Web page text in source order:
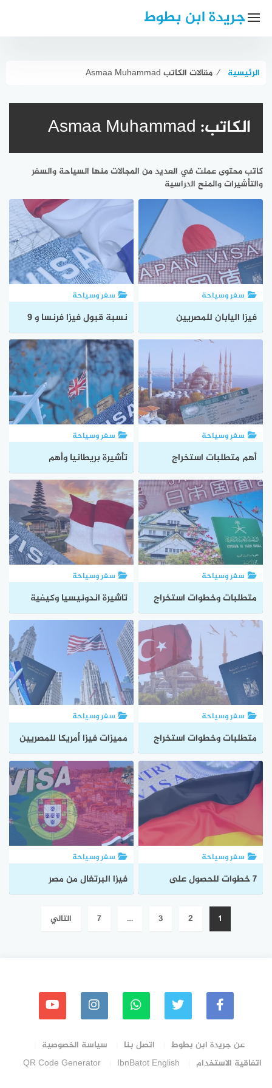
جريدة ابن بطوط
الرئيسية ⁄ مقالات الكاتب Asmaa Muhammad
الكاتب: Asmaa Muhammad
كاتب محتوى عملت في العديد من المجالات منها السياحة والسفر
والتأشيرات والمنح الدراسية
سفر وسياحة
فيزا اليابان للمصريين
وخطوات الحصول عليها
سفر وسياحة
نسبة قبول فيزا فرنسا و 9
طرق لزياتها
سفر وسياحة
أهم متطلبات استخراج
تاشيرة تركيا للمقيمين في
السعودية
سفر وسياحة
تأشيرة بريطانيا وأهم
متطلبات الحصول عليها
سفر وسياحة
متطلبات وخطوات استخراج
تاشيرة اليابان للسعوديين
سفر وسياحة
تاشيرة اندونيسيا وكيفية
الحصول عليها
سفر وسياحة
متطلبات وخطوات استخراج
فيزا تركيا للمصريين
سفر وسياحة
مميزات فيزا أمريكا للمصريين
وما توفره لحاملها من
صلاحيات
سفر وسياحة
7 خطوات للحصول على
سفر وسياحة
فيزا البرتغال من مصر
للحصول عليها
pagination
1
2
3
…
7 التالي
عن جريدة ابن بطوط اتصل بنا
سياسة الخصوصية
اتفاقية الاستخدام
IbnBatot English
QR Code Generator